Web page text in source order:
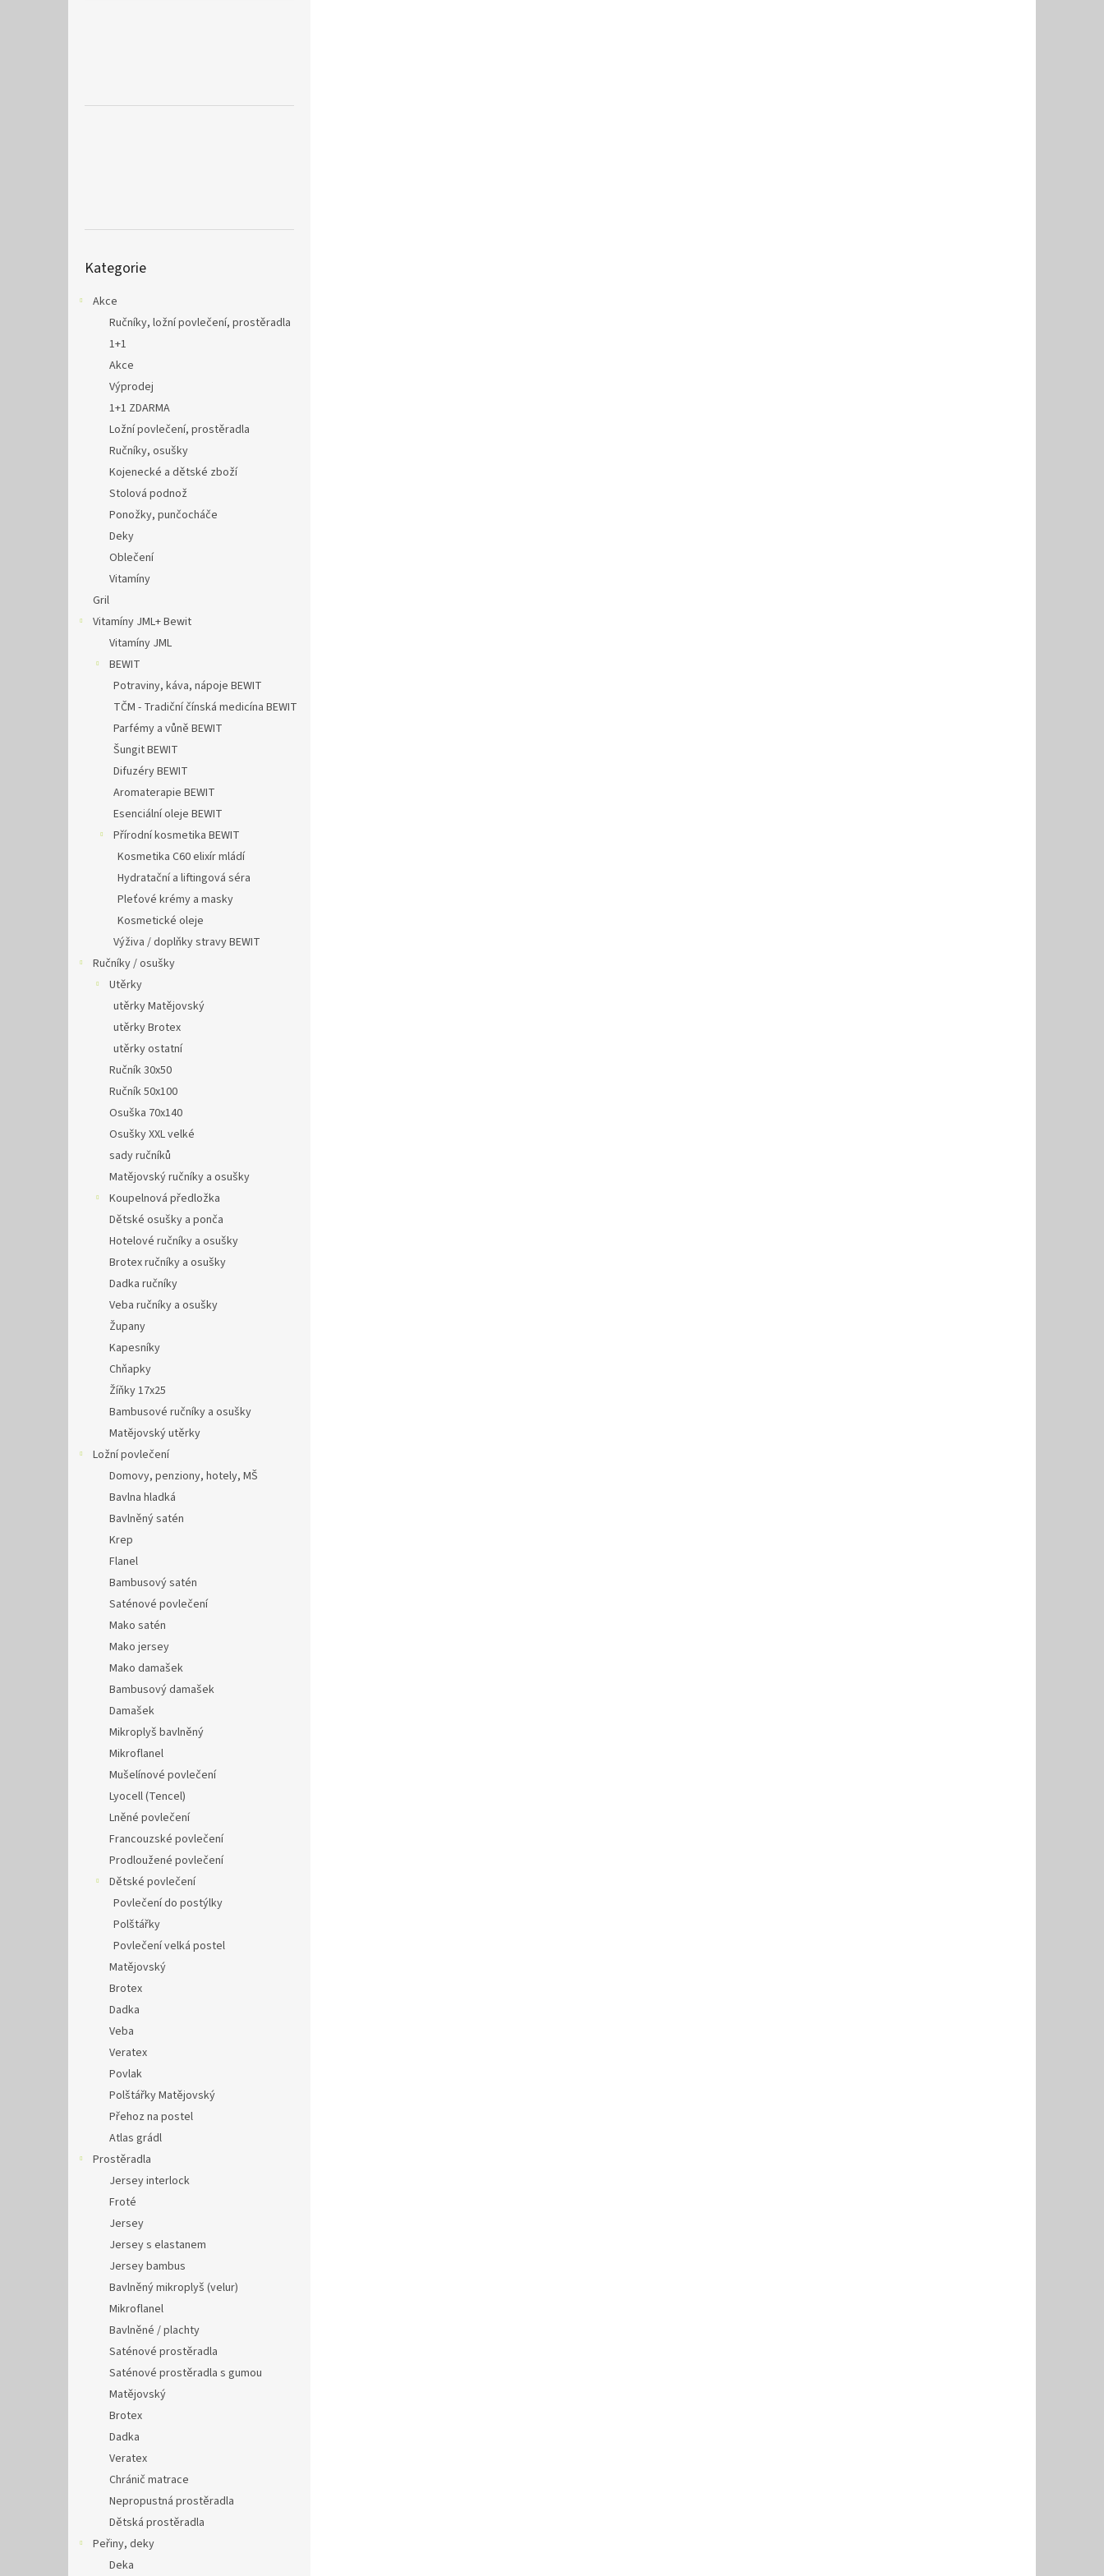
kategorie
Kategorie
Akce
Ručníky, ložní povlečení, prostěradla
1+1
Akce
Výprodej
1+1 ZDARMA
Ložní povlečení, prostěradla
Ručníky, osušky
Kojenecké a dětské zboží
Stolová podnož
Ponožky, punčocháče
Deky
Oblečení
Vitamíny
Gril
Vitamíny JML+ Bewit
Vitamíny JML
BEWIT
Potraviny, káva, nápoje BEWIT
TČM - Tradiční čínská medicína BEWIT
Parfémy a vůně BEWIT
Šungit BEWIT
Difuzéry BEWIT
Aromaterapie BEWIT
Esenciální oleje BEWIT
Přírodní kosmetika BEWIT
Kosmetika C60 elixír mládí
Hydratační a liftingová séra
Pleťové krémy a masky
Kosmetické oleje
Výživa / doplňky stravy BEWIT
Ručníky / osušky
Utěrky
utěrky Matějovský
utěrky Brotex
utěrky ostatní
Ručník 30x50
Ručník 50x100
Osuška 70x140
Osušky XXL velké
sady ručníků
Matějovský ručníky a osušky
Koupelnová předložka
Dětské osušky a ponča
Hotelové ručníky a osušky
Brotex ručníky a osušky
Dadka ručníky
Veba ručníky a osušky
Župany
Kapesníky
Chňapky
Žíňky 17x25
Bambusové ručníky a osušky
Matějovský utěrky
Ložní povlečení
Domovy, penziony, hotely, MŠ
Bavlna hladká
Bavlněný satén
Krep
Flanel
Bambusový satén
Saténové povlečení
Mako satén
Mako jersey
Mako damašek
Bambusový damašek
Damašek
Mikroplyš bavlněný
Mikroflanel
Mušelínové povlečení
Lyocell (Tencel)
Lněné povlečení
Francouzské povlečení
Prodloužené povlečení
Dětské povlečení
Povlečení do postýlky
Polštářky
Povlečení velká postel
Matějovský
Brotex
Dadka
Veba
Veratex
Povlak
Polštářky Matějovský
Přehoz na postel
Atlas grádl
Prostěradla
Jersey interlock
Froté
Jersey
Jersey s elastanem
Jersey bambus
Bavlněný mikroplyš (velur)
Mikroflanel
Bavlněné / plachty
Saténové prostěradla
Saténové prostěradla s gumou
Matějovský
Brotex
Dadka
Veratex
Chránič matrace
Nepropustná prostěradla
Dětská prostěradla
Peřiny, deky
Deka